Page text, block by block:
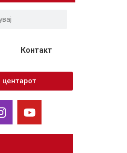
Контакт